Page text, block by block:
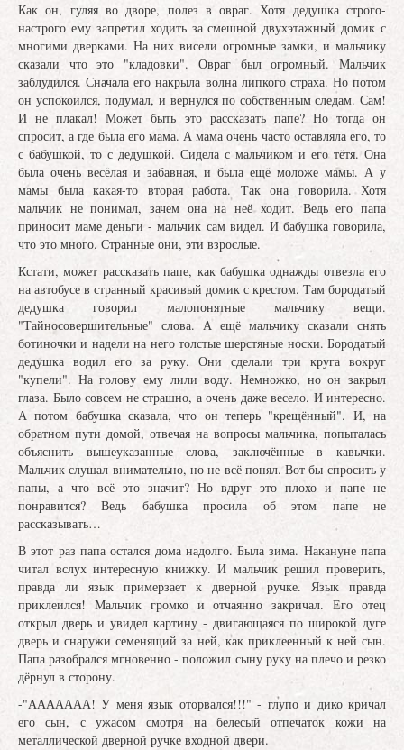
Как он, гуляя во дворе, полез в овраг. Хотя дедушка строго-
настрого ему запретил ходить за смешной двухэтажный домик с
многими дверками. На них висели огромные замки, и мальчику
сказали что это "кладовки". Овраг был огромный. Мальчик
заблудился. Сначала его накрыла волна липкого страха. Но потом
он успокоился, подумал, и вернулся по собственным следам. Сам!
И не плакал! Может быть это рассказать папе? Но тогда он
спросит, а где была его мама. А мама очень часто оставляла его, то
с бабушкой, то с дедушкой. Сидела с мальчиком и его тётя. Она
была очень весёлая и забавная, и была ещё моложе мамы. А у
мамы была какая-то вторая работа. Так она говорила. Хотя
мальчик не понимал, зачем она на неё ходит. Ведь его папа
приносит маме деньги - мальчик сам видел. И бабушка говорила,
что это много. Странные они, эти взрослые.
Кстати, может рассказать папе, как бабушка однажды отвезла его
на автобусе в странный красивый домик с крестом. Там бородатый
дедушка говорил малопонятные мальчику вещи.
"Тайносовершительные" слова. А ещё мальчику сказали снять
ботиночки и надели на него толстые шерстяные носки. Бородатый
дедушка водил его за руку. Они сделали три круга вокруг
"купели". На голову ему лили воду. Немножко, но он закрыл
глаза. Было совсем не страшно, а очень даже весело. И интересно.
А потом бабушка сказала, что он теперь "крещённый". И, на
обратном пути домой, отвечая на вопросы мальчика, попыталась
объяснить вышеуказанные слова, заключённые в кавычки.
Мальчик слушал внимательно, но не всё понял. Вот бы спросить у
папы, а что всё это значит? Но вдруг это плохо и папе не
понравится? Ведь бабушка просила об этом папе не
рассказывать…
В этот раз папа остался дома надолго. Была зима. Накануне папа
читал вслух интересную книжку. И мальчик решил проверить,
правда ли язык примерзает к дверной ручке. Язык правда
приклеился! Мальчик громко и отчаянно закричал. Его отец
открыл дверь и увидел картину - двигающаяся по широкой дуге
дверь и снаружи семенящий за ней, как приклеенный к ней сын.
Папа разобрался мгновенно - положил сыну руку на плечо и резко
дёрнул в сторону.
-"ААААААА! У меня язык оторвался!!!" - глупо и дико кричал
его сын, с ужасом смотря на белесый отпечаток кожи на
металлической дверной ручке входной двери.